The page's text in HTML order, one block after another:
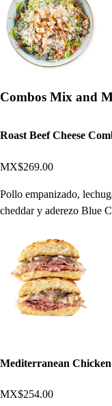
Combos Mix and
Roast Beef Cheese
MX$269.00
Pollo empanizado,
cheddar y aderezo Blue
Mediterranean
MX$254.00